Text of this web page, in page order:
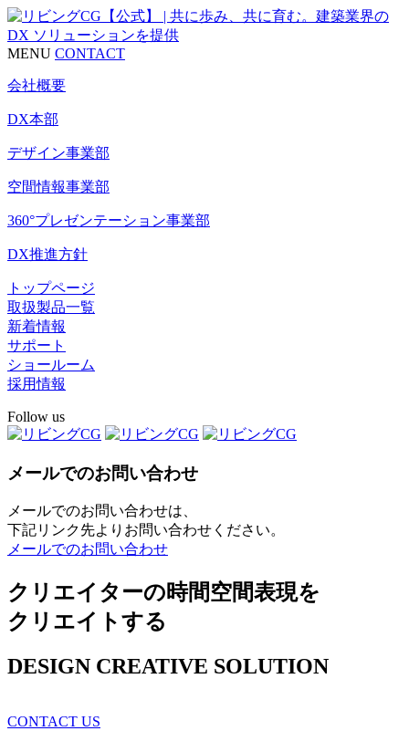
MENU CONTACT
会社概要
DX本部
デザイン事業部
空間情報事業部
360°プレゼンテーション事業部
DX推進方針
トップページ
取扱製品一覧
新着情報
サポート
ショールーム
採用情報
Follow us
メールでのお問い合わせ
メールでのお問い合わせは、
下記リンク先よりお問い合わせください。
メールでのお問い合わせ
クリエイターの時間空間表現を
クリエイトする
DESIGN CREATIVE SOLUTION
CONTACT US